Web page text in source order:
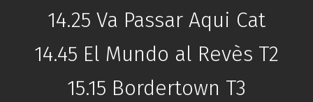
14.25 Va Passar Aqui Cat
14.45 El Mundo al Revès T2
15.15 Bordertown T3